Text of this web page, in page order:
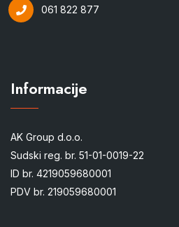
061 822 877
Informacije
AK Group d.o.o.
Sudski reg. br. 51-01-0019-22
ID br. 4219059680001
PDV br. 219059680001